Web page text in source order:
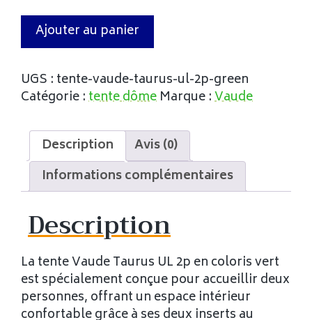
Ajouter au panier
UGS : tente-vaude-taurus-ul-2p-green
Catégorie :tente dôme Marque :Vaude
Description
Avis (0)
Informations complémentaires
Description
La tente Vaude Taurus UL 2p en coloris vert
est spécialement conçue pour accueillir deux
personnes, offrant un espace intérieur
confortable grâce à ses deux inserts au